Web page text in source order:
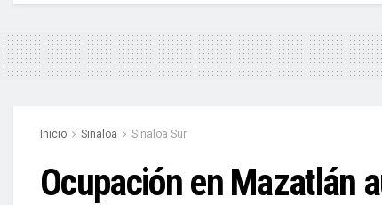
Inicio Sinaloa Sinaloa Sur
Ocupación en Mazatlán